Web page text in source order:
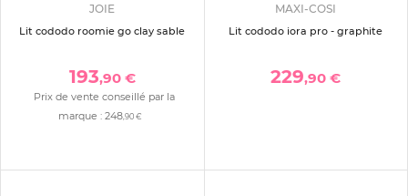
JOIE
Lit cododo roomie go clay sable
193,90 €
Prix de vente conseillé par la
marque :248,90 €
MAXI-COSI
Lit cododo iora pro - graphite
229,90 €